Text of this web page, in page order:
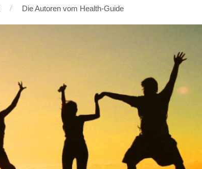
Die Autoren vom Health-Guide